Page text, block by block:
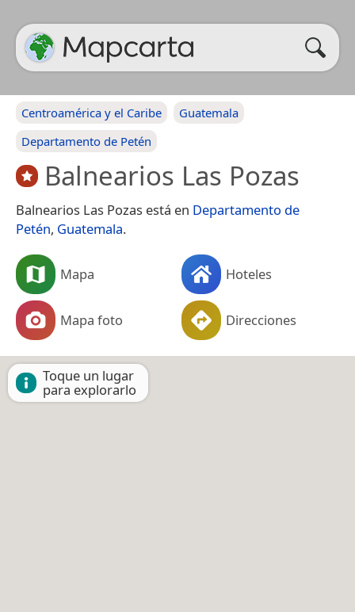
Centroamérica y el Caribe
Guatemala
Departamento de Petén
Balnearios Las Pozas
Balnearios Las Pozas está en Departamento de
Petén, Guatemala.
Mapa Hoteles
Mapa foto Direcciones
Toque un lugar
para explorarlo